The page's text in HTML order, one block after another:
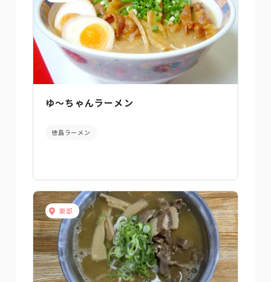
ゆ～ちゃんラーメン
徳島ラーメン
東部